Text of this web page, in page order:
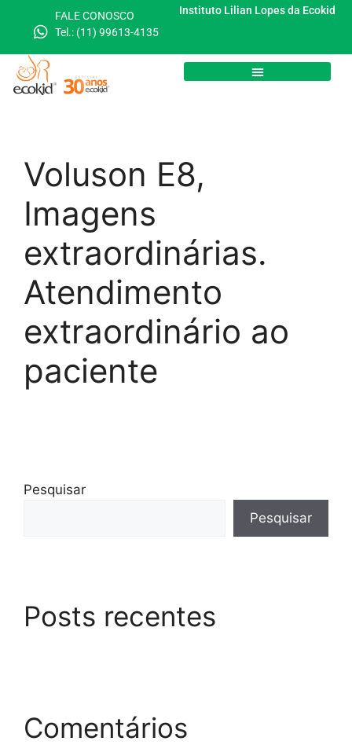
FALE CONOSCO
Tel.: (11) 99613-4135
Instituto Lilian Lopes da Ecokid
Voluson E8,
Imagens
extraordinárias.
Atendimento
extraordinário ao
paciente
Pesquisar
Pesquisar
Posts recentes
Comentários